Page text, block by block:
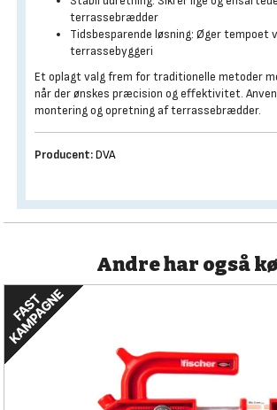
terrassebrædder
Tidsbesparende løsning: Øger tempoet
terrassebyggeri
Et oplagt valg frem for traditionelle metoder
når der ønskes præcision og effektivitet.
montering og opretning af terrassebrædder.
Producent:DVA
Andre har også